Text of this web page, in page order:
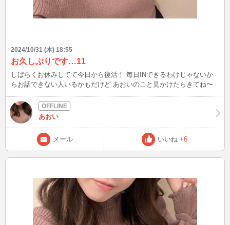
2024/10/31 (木) 18:55
お久しぶりです…11
しばらくお休みしてて今日から復活！ 毎日INできるわけじゃないか
らお話できない人いるかもだけど あおいのこと見かけたらきてね〜
あおい
メール いいね +6